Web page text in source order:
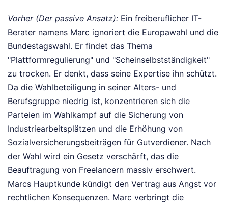
Vorher (Der passive Ansatz): Ein freiberuflicher IT-
Berater namens Marc ignoriert die Europawahl und die
Bundestagswahl. Er findet das Thema
"Plattformregulierung" und "Scheinselbstständigkeit"
zu trocken. Er denkt, dass seine Expertise ihn schützt.
Da die Wahlbeteiligung in seiner Alters- und
Berufsgruppe niedrig ist, konzentrieren sich die
Parteien im Wahlkampf auf die Sicherung von
Industriearbeitsplätzen und die Erhöhung von
Sozialversicherungsbeiträgen für Gutverdiener. Nach
der Wahl wird ein Gesetz verschärft, das die
Beauftragung von Freelancern massiv erschwert.
Marcs Hauptkunde kündigt den Vertrag aus Angst vor
rechtlichen Konsequenzen. Marc verbringt die